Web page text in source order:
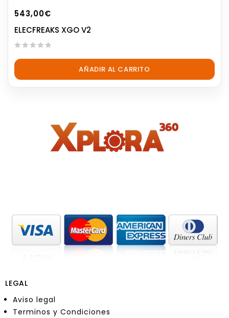
543,00€
ELECFREAKS XGO V2
out
5
AÑADIR AL CARRITO
LEGAL
Aviso legal
Terminos y Condiciones